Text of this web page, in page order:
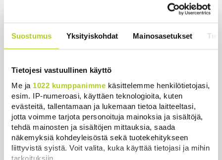
Suostumus Yksityiskohdat Mainosasetukset
Tietojesi vastuullinen käyttö
Me ja 1022 kumppanimme käsittelemme henkilötietojasi,
esim. IP-numeroasi, käyttäen teknologioita, kuten
evästeitä, tallentamaan ja lukemaan tietoa laitteeltasi,
jotta voimme tarjota personoituja mainoksia ja sisältöjä,
tehdä mainosten ja sisältöjen mittauksia, saada
näkemyksiä kohdeyleisöstä sekä tuotekehitykseen
liittyvistä syistä. Voit valita, kuka käyttää tietojasi ja mihin
tarkoituksiin.
Sikarutto tuo metsästysrajoituksia – vilkkain
metsästyskausi käynnistyy Suomessa
Bulgariassa on räjähtänyt drooni lähellä Romanian
rajaa
Uutiset | 8.8.2026 14:40
HS: Kaikkonen puoluejohtajien ykkönen
Uutiset | 8.8.2026 13:09